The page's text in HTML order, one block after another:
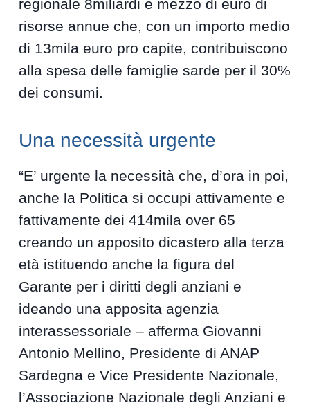
regionale 8miliardi e mezzo di euro di
risorse annue che, con un importo medio
di 13mila euro pro capite, contribuiscono
alla spesa delle famiglie sarde per il 30%
dei consumi.
Una necessità urgente
“E’ urgente la necessità che, d’ora in poi,
anche la Politica si occupi attivamente e
fattivamente dei 414mila over 65
creando un apposito dicastero alla terza
età istituendo anche la figura del
Garante per i diritti degli anziani e
ideando una apposita agenzia
interassessoriale – afferma Giovanni
Antonio Mellino, Presidente di ANAP
Sardegna e Vice Presidente Nazionale,
l’Associazione Nazionale degli Anziani e